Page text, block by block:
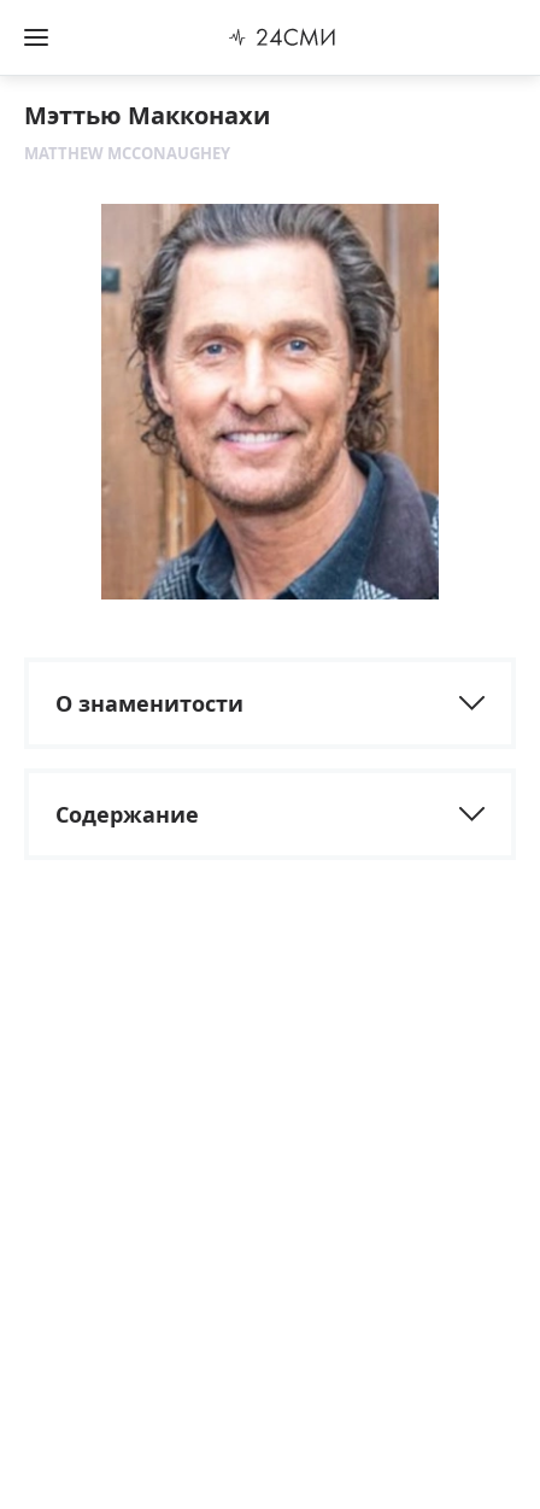
Мэттью Макконахи
MATTHEW MCCONAUGHEY
О знаменитости
Содержание